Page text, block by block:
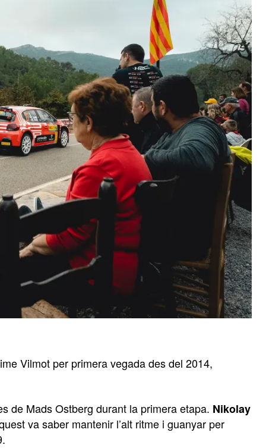
Vilmot per primera vegada des del 2014,
de Mads Ostberg durant la primera etapa. Nikolay
va saber mantenir l’alt ritme i guanyar per